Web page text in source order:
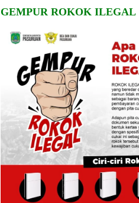
GEMPUR ROKOK ILEGAL